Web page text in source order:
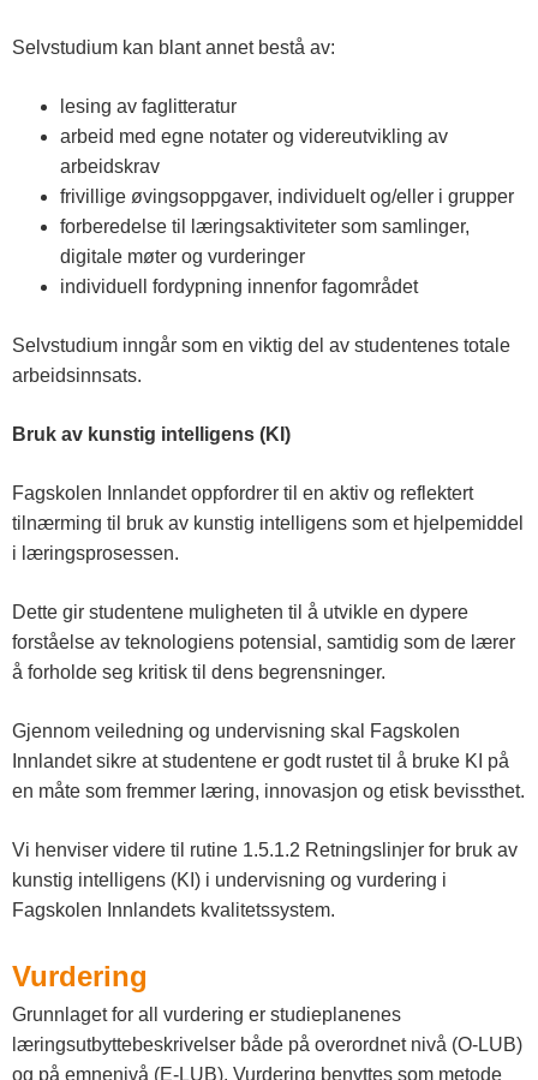
Selvstudium kan blant annet bestå av:
lesing av faglitteratur
arbeid med egne notater og videreutvikling av
arbeidskrav
frivillige øvingsoppgaver, individuelt og/eller i grupper
forberedelse til læringsaktiviteter som samlinger,
digitale møter og vurderinger
individuell fordypning innenfor fagområdet
Selvstudium inngår som en viktig del av studentenes totale
arbeidsinnsats.
Bruk av kunstig intelligens (KI)
Fagskolen Innlandet oppfordrer til en aktiv og reflektert
tilnærming til bruk av kunstig intelligens som et hjelpemiddel
i læringsprosessen.
Dette gir studentene muligheten til å utvikle en dypere
forståelse av teknologiens potensial, samtidig som de lærer
å forholde seg kritisk til dens begrensninger.
Gjennom veiledning og undervisning skal Fagskolen
Innlandet sikre at studentene er godt rustet til å bruke KI på
en måte som fremmer læring, innovasjon og etisk bevissthet.
Vi henviser videre til rutine 1.5.1.2 Retningslinjer for bruk av
kunstig intelligens (KI) i undervisning og vurdering i
Fagskolen Innlandets kvalitetssystem.
Vurdering
Grunnlaget for all vurdering er studieplanenes
læringsutbyttebeskrivelser både på overordnet nivå (O-LUB)
og på emnenivå (E-LUB). Vurdering benyttes som metode